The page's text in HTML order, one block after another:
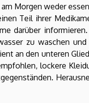
Morgen weder
Teil ihrer
darüber
zu waschen
an den unteren
lockere